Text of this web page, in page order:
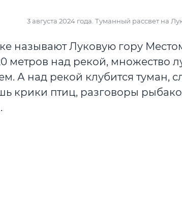
3 августа 2024 года. Туманный рассвет на
называют Луковую гору
метров над рекой, множество
А над рекой клубится
крики птиц, разговоры